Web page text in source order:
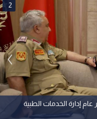
إدارة الخدمات الطبية
2